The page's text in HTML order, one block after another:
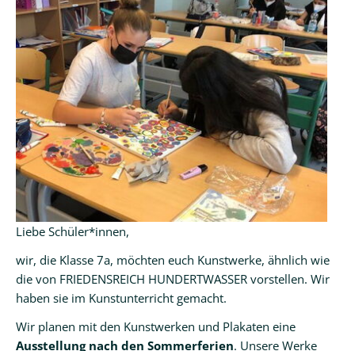
Liebe Schüler*innen,
wir, die Klasse 7a, möchten euch Kunstwerke, ähnlich wie
die von FRIEDENSREICH HUNDERTWASSER vorstellen. Wir
haben sie im Kunstunterricht gemacht.
Wir planen mit den Kunstwerken und Plakaten eine
Ausstellung nach den Sommerferien. Unsere Werke